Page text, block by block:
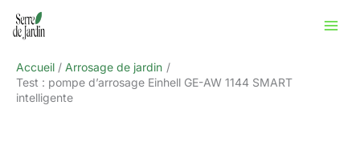
Accueil
Arrosage de jardin
Test : pompe d’arrosage Einhell GE-AW 1144 SMART
intelligente
Rechercher